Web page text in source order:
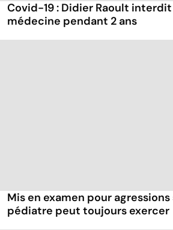
Covid-19 : Didier Raoult interdit
médecine pendant 2 ans
Mis en examen pour
pédiatre peut toujours exercer